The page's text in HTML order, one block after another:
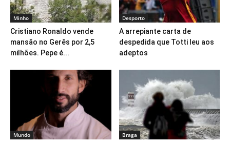
Minho
Cristiano Ronaldo vende
mansão no Gerês por 2,5
milhões. Pepe é...
Desporto
A arrepiante carta de
despedida que Totti leu aos
adeptos
Mundo Braga